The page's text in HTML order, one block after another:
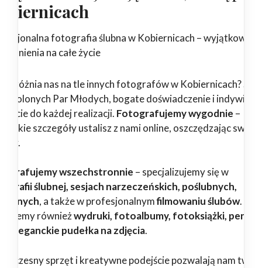
fotografia ślubna w Kobiernicach – wyjątkowe
na całe życie
wyróżnia nas na tle innych fotografów w Kobiernicach?
Par Młodych, bogate doświadczenie i
do każdej realizacji. Fotografujemy wygodnie –
szczegóły ustalisz z nami online, oszczędzając swój
wszechstronnie – specjalizujemy się w
ślubnej, sesjach narzeczeńskich, poślubnych,
, a także w profesjonalnymfilmowaniu ślubów.
równieżwydruki, fotoalbumy, fotoksiążki,
eleganckie pudełka na zdjęcia.
sprzęt i kreatywne podejście pozwalają nam